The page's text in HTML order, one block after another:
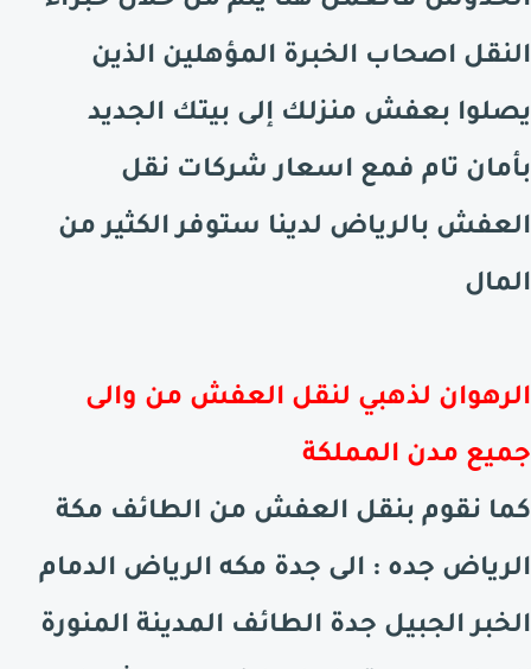
النقل اصحاب الخبرة المؤهلين الذين
يصلوا بعفش منزلك إلى بيتك الجديد
بأمان تام فمع اسعار شركات نقل
العفش بالرياض لدينا ستوفر الكثير من
المال
الرهوان لذهبي لنقل العفش من والى
جميع مدن المملكة
كما نقوم بنقل العفش من الطائف مكة
الرياض جده : الى جدة مكه الرياض الدمام
الخبر الجبيل جدة الطائف المدينة المنورة